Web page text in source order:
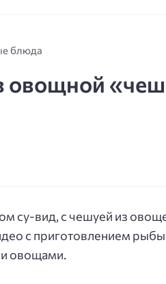
блюда
овощной
су-вид, с чешуей из
с приготовлением
овощами.